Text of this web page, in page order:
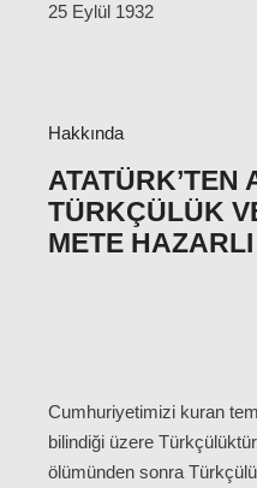
25 Eylül 1932
Hakkında
ATATÜRK’TEN
TÜRKÇÜLÜK
METE HAZARLI
Cumhuriyetimizi kuran
bilindiği üzere
ölümünden sonra